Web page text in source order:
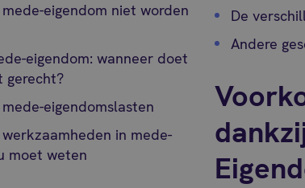
eigendom niet worden
eigendom: wanneer doet
gerecht?
eigendomslasten
in mede-
moet weten
De
Andere